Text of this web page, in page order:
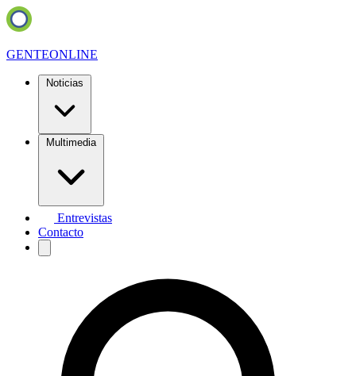
GENTEONLINE
Noticias
Multimedia
Entrevistas
Contacto